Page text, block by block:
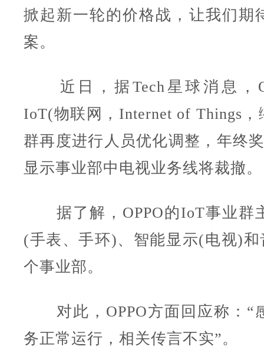
掀起新一轮的价格战，让我们期
案。
近日，据Tech星球消息，
IoT(物联网，Internet of Things
群再度进行人员优化调整，年终
显示事业部中电视业务线将裁撤。
据了解，OPPO的IoT事业群
(手表、手环)、智能显示(电视)
个事业部。
对此，OPPO方面回应称：“
务正常运行，相关传言不实”。